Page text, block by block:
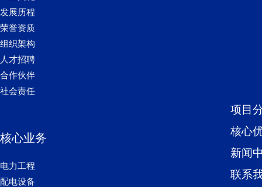
发展历程
荣誉资质
组织架构
人才招聘
合作伙伴
社会责任
核心业务
电力工程
配电设备
项目
核心
新闻
联系